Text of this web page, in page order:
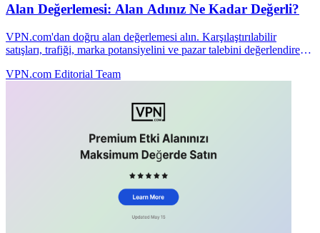
Alan Değerlemesi: Alan Adınız Ne Kadar Değerli?
VPN.com'dan doğru alan değerlemesi alın. Karşılaştırılabilir
satışları, trafiği, marka potansiyelini ve pazar talebini değerlendirerek
VPN.com Editorial Team